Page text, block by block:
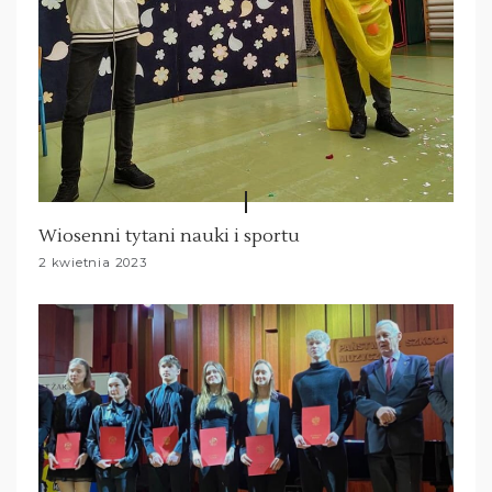
Wiosenni tytani nauki i sportu
2 kwietnia 2023